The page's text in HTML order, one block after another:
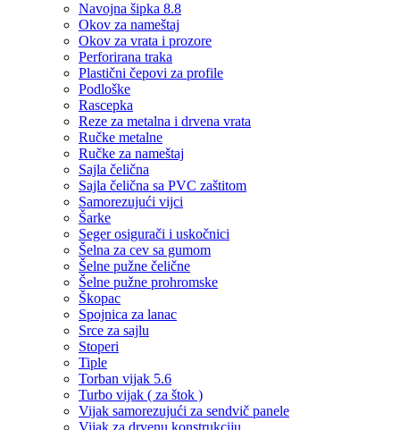
Navojna šipka 8.8
Okov za nameštaj
Okov za vrata i prozore
Perforirana traka
Plastični čepovi za profile
Podloške
Rascepka
Reze za metalna i drvena vrata
Ručke metalne
Ručke za nameštaj
Sajla čelična
Sajla čelična sa PVC zaštitom
Samorezujući vijci
Šarke
Seger osigurači i uskočnici
Šelna za cev sa gumom
Šelne pužne čelične
Šelne pužne prohromske
Škopac
Spojnica za lanac
Srce za sajlu
Stoperi
Tiple
Torban vijak 5.6
Turbo vijak ( za štok )
Vijak samorezujući za sendvič panele
Vijak za drvenu konstrukciju